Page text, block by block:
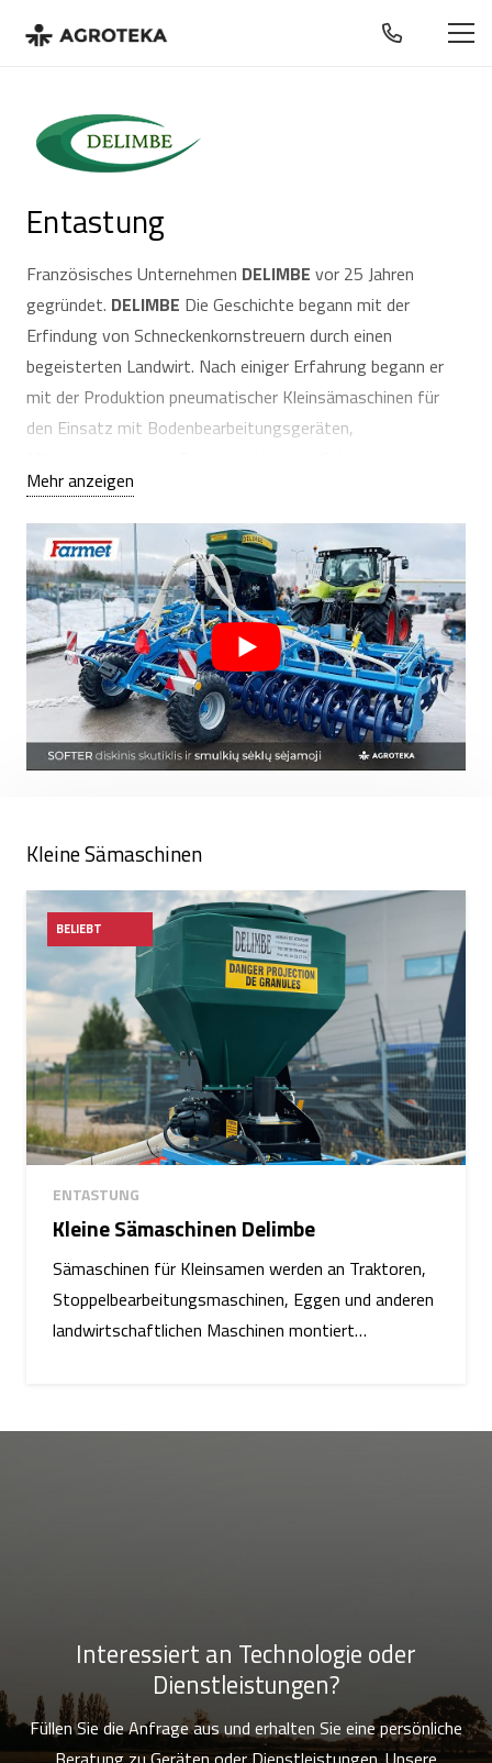
Entastung
Französisches Unternehmen DELIMBE vor 25 Jahren
gegründet. DELIMBE Die Geschichte begann mit der
Erfindung von Schneckenkornstreuern durch einen
begeisterten Landwirt. Nach einiger Erfahrung begann er
mit der Produktion pneumatischer Kleinsämaschinen für
den Einsatz mit Bodenbearbeitungsgeräten,
Eigenschaften, die
DELIMBEmachte kleine Sämaschinen
nicht nur in Frankreich, sondern auch in anderen Ländern
berühmt.DELIMBEDas Produktkonzept basiert auf
Respekt für die Umwelt und der Erfüllung der Bedürfnisse
landwirtschaftlicher Betriebe.
Mehr anzeigen
Kleine Sämaschinen
BELIEBT
ENTASTUNG
Kleine Sämaschinen Delimbe
Sämaschinen für Kleinsamen werden an Traktoren,
Stoppelbearbeitungsmaschinen, Eggen und anderen
landwirtschaftlichen Maschinen montiert…
Interessiert an Technologie oder
Dienstleistungen?
Füllen Sie die Anfrage aus und erhalten Sie eine persönliche